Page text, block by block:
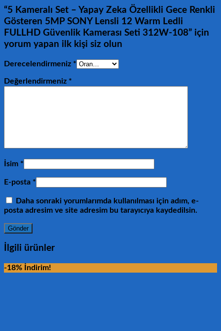
“5 Kameralı Set – Yapay Zeka Özellikli Gece Renkli
Gösteren 5MP SONY Lensli 12 Warm Ledli
FULLHD Güvenlik Kamerası Seti 312W-108” için
yorum yapan ilk kişi siz olun
Derecelendirmeniz *
Değerlendirmeniz *
İsim *
E-posta *
Daha sonraki yorumlarımda kullanılması için adım, e-
posta adresim ve site adresim bu tarayıcıya kaydedilsin.
İlgili ürünler
-18% İndirim!